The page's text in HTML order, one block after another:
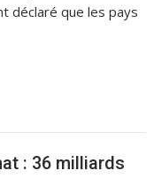
déclaré que les pays
: 36 milliards